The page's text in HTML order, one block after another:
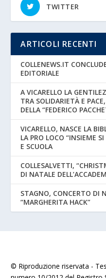
TWITTER
ARTICOLI RECENTI
COLLENEWS.IT
EDITORIALE
A VICARELLO LA
TRA SOLIDARIETÀ E
DELLA “FEDERICO
VICARELLO, NASCE LA
LA PRO LOCO “INSIEME
E SCUOLA
COLLESALVETTI,
DI NATALE
STAGNO, CONCERTO DI
“MARGHERITA HACK”
© Riproduzione riservata -